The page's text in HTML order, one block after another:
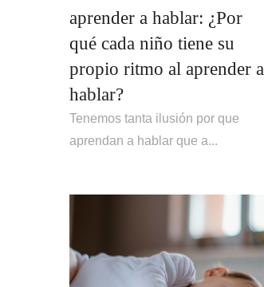
aprender a hablar: ¿Por
qué cada niño tiene su
propio ritmo al aprender a
hablar?
Tenemos tanta ilusión por que
aprendan a hablar que a...